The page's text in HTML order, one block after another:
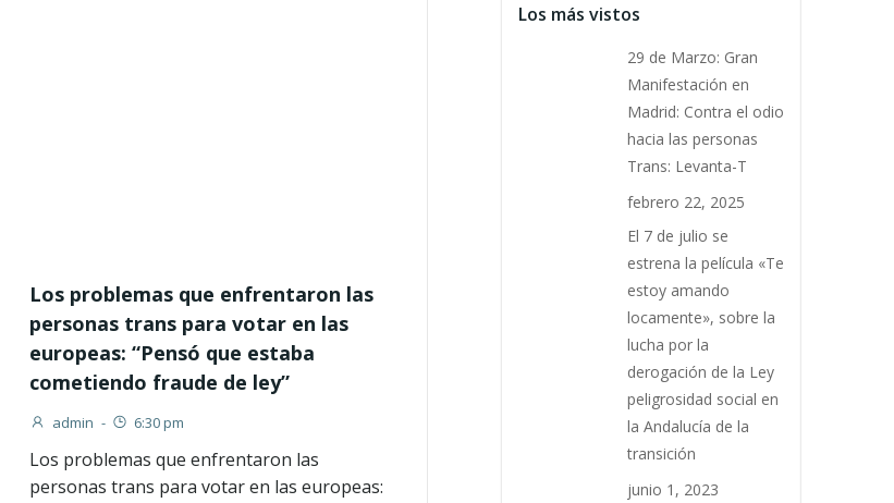
Los problemas que enfrentaron las
personas trans para votar en las
europeas: “Pensó que estaba
cometiendo fraude de ley”
admin - 6:30 pm
Los problemas que enfrentaron las
personas trans para votar en las europeas:
Los más vistos
29 de Marzo: Gran
Manifestación en
Madrid: Contra el odio
hacia las personas
Trans: Levanta-T
febrero 22, 2025
El 7 de julio se
estrena la película «Te
estoy amando
locamente», sobre la
lucha por la
derogación de la Ley
peligrosidad social en
la Andalucía de la
transición
junio 1, 2023